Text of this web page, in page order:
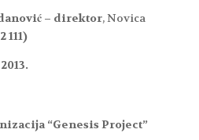
– direktor, Novica
111)
“Genesis Project”